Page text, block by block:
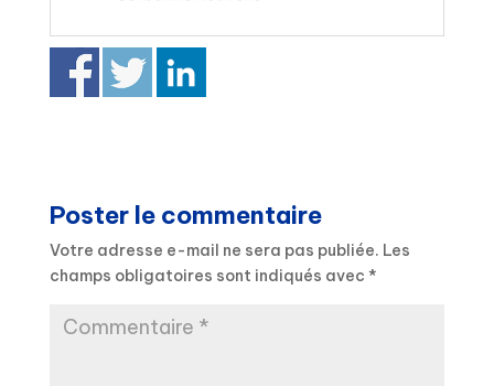
Poster le commentaire
Votre adresse e-mail ne sera pas publiée. Les
champs obligatoires sont indiqués avec *